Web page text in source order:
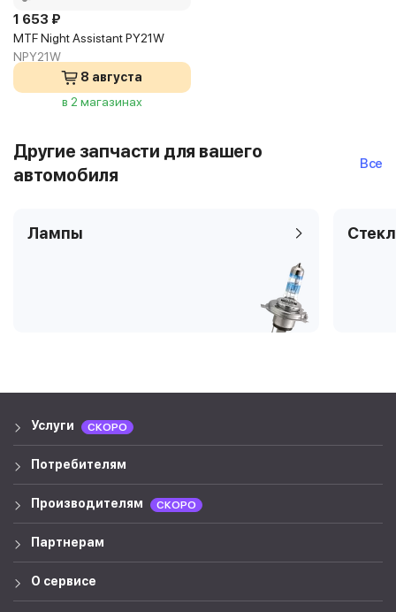
1 653 ₽
MTF Night Assistant PY21W
NPY21W
8 августа
в 2 магазинах
Другие запчасти для вашего
автомобиля
Все
Лампы
Услуги СКОРО
Потребителям
Производителям СКОРО
Партнерам
О сервисе